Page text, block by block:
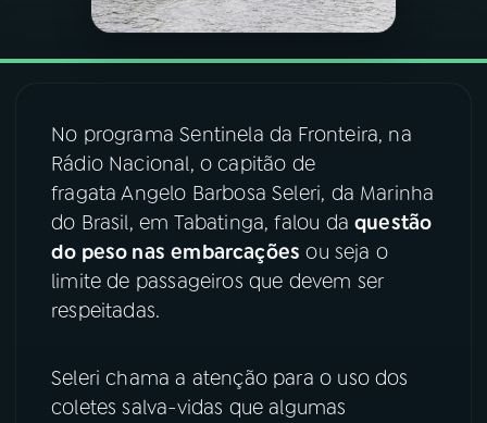
VIDEOCASTS
FESTIVAL DE MÚSICA
ACOMPANHE A RÁDIO NACIONAL
YouTube
TikTok
No programa Sentinela da Fronteira, na
Rádio Nacional, o capitão de
fragata Angelo Barbosa Seleri, da Marinha
do Brasil, em Tabatinga, falou daquestão
do peso nas embarcações ou seja o
limite de passageiros que devem ser
respeitadas.
Seleri chama a atenção para o uso dos
coletes salva-vidas que algumas